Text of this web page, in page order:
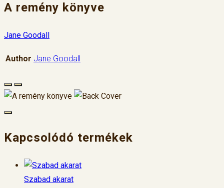
A remény könyve
Jane Goodall
Author Jane Goodall
Kapcsolódó termékek
Szabad akarat